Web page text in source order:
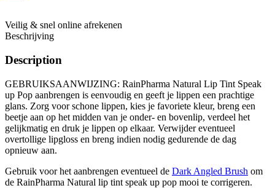
Veilig & snel online afrekenen
Beschrijving
Description
GEBRUIKSAANWIJZING: RainPharma Natural Lip Tint Speak
up Pop aanbrengen is eenvoudig en geeft je lippen een prachtige
glans. Zorg voor schone lippen, kies je favoriete kleur, breng een
beetje aan op het midden van je onder- en bovenlip, verdeel het
gelijkmatig en druk je lippen op elkaar. Verwijder eventueel
overtollige lipgloss en breng indien nodig gedurende de dag
opnieuw aan.
Gebruik voor het aanbrengen eventueel de Dark Angled Brush om
de RainPharma Natural lip tint speak up pop mooi te corrigeren.